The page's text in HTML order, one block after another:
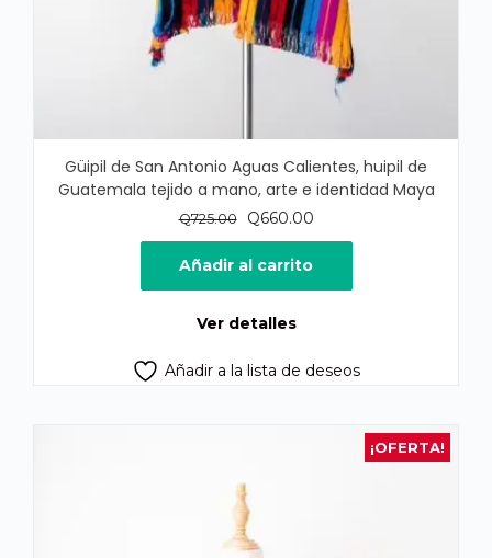
Güipil de San Antonio Aguas Calientes, huipil de
Guatemala tejido a mano, arte e identidad Maya
Q725.00
El
precio
original
era:
Q660.00El
precio
actual
es:
Añadir al carrito
Ver detalles
Añadir a la lista de deseos
¡OFERTA!